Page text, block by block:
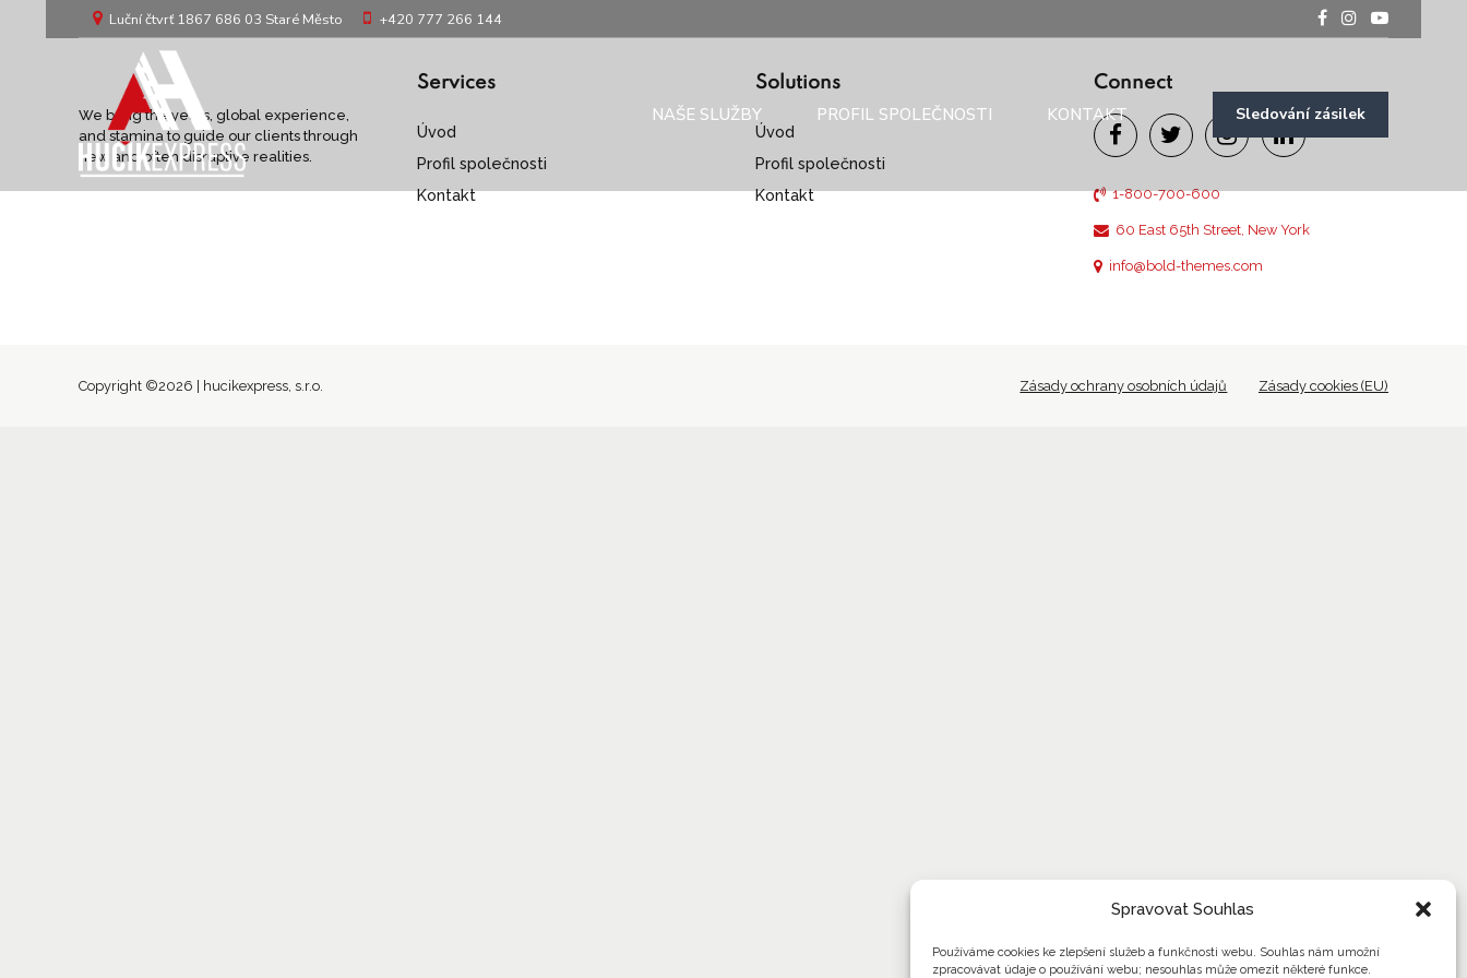
Spravovat Souhlas
Používáme cookies ke zlepšení služeb a funkčnosti webu. Souhlas nám umožní
zpracovávat údaje o používání webu; nesouhlas může omezit některé funkce.
Luční čtvrť 1867 686 03 Staré Město +420 777 266 144
Sledování zásilek
NAŠE SLUŽBY PROFIL SPOLEČNOSTI KONTAKT
We bring the years, global experience,
and stamina to guide our clients through
new and often disruptive realities.
Services
Úvod
Profil společnosti
Kontakt
Solutions
Úvod
Profil společnosti
Kontakt
Connect
1-800-700-600
60 East 65th Street, New York
info@bold-themes.com
Copyright ©2026 | hucikexpress, s.r.o. Zásady ochrany osobních údajů Zásady cookies (EU)